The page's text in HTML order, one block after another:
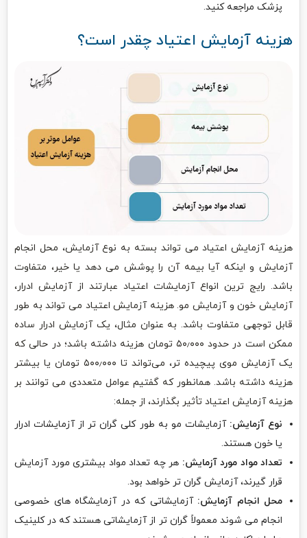
پزشک مراجعه کنید.
هزینه‌ آزمایش اعتیاد چقدر است؟
هزینه آزمایش اعتیاد می‌ تواند بسته به نوع آزمایش، محل انجام
آزمایش و اینکه آیا بیمه آن را پوشش می دهد یا خیر، متفاوت
باشد. رایج ترین انواع آزمایشات اعتیاد عبارتند از آزمایش ادرار،
آزمایش خون و آزمایش مو. هزینه آزمایش اعتیاد می تواند به طور
قابل توجهی متفاوت باشد. به عنوان مثال، یک آزمایش ادرار ساده
ممکن است در حدود ۵۰٫۰۰۰ تومان هزینه داشته باشد؛ در حالی که
یک آزمایش موی پیچیده تر، می‌تواند تا ۵۰۰٫۰۰۰ تومان یا بیشتر
هزینه داشته باشد. همانطور که گفتیم عوامل متعددی می توانند بر
هزینه آزمایش اعتیاد تأثیر بگذارند، از جمله:
نوع آزمایش: آزمایشات مو به طور کلی گران تر از آزمایشات ادرار
یا خون هستند.
تعداد مواد مورد آزمایش: هر چه تعداد مواد بیشتری مورد آزمایش
قرار گیرند، آزمایش گران تر خواهد بود.
محل انجام آزمایش: آزمایشاتی که در آزمایشگاه های خصوصی
انجام می شوند معمولاً گران تر از آزمایشاتی هستند که در کلینیک